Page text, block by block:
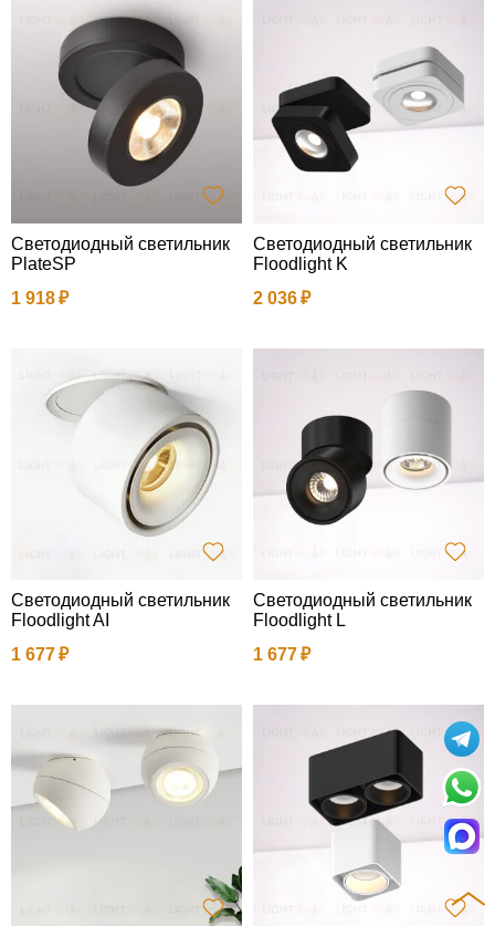
Светодиодный светильник
PlateSP
1 918
Светодиодный светильник
Floodlight K
2 036
Светодиодный светильник
Floodlight AI
1 677
Светодиодный светильник
Floodlight L
1 677